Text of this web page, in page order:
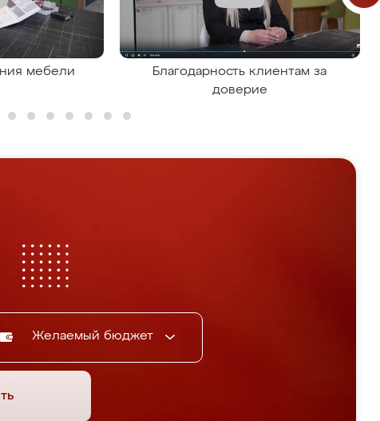
мебели
Благодарность клиентам за
доверие
Желаемый бюджет